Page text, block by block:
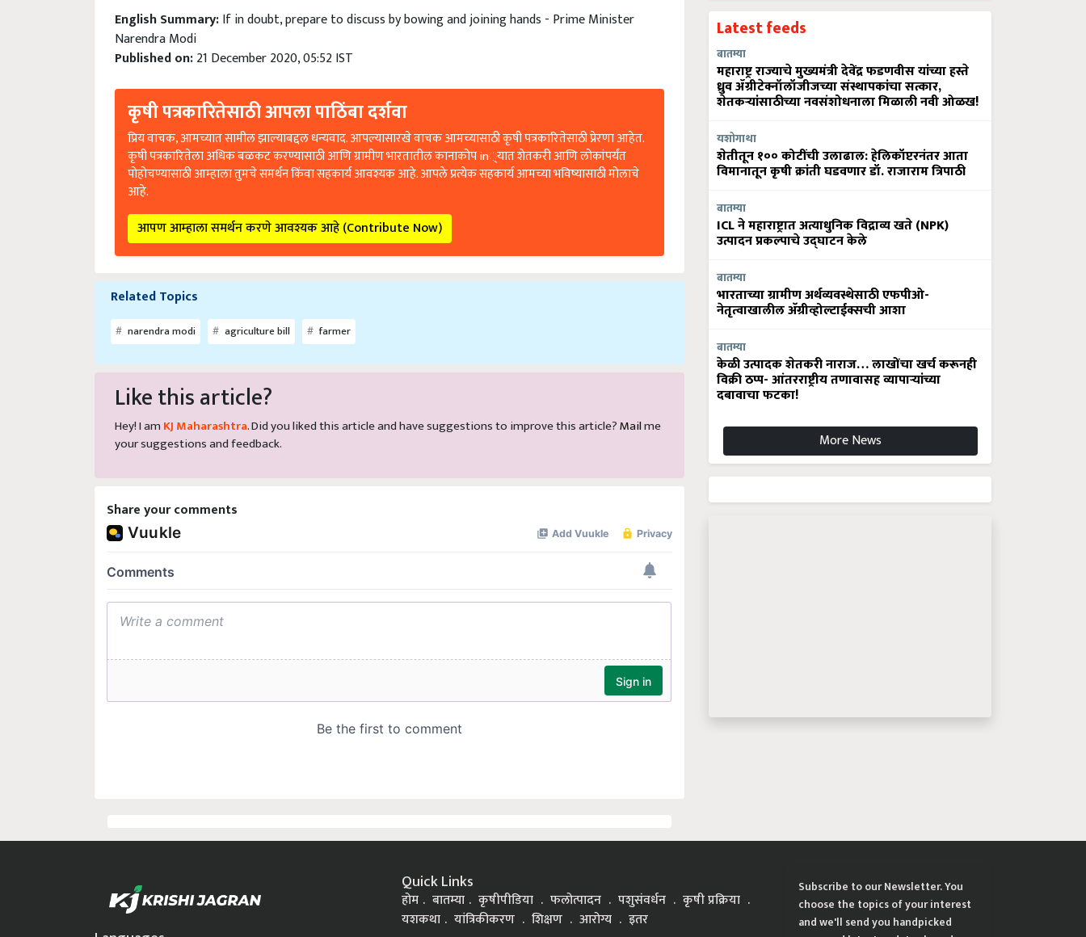
English Summary: If in doubt, prepare to discuss by bowing and joining hands - Prime Minister
Narendra Modi
Published on: 21 December 2020, 05:52 IST
कृषी पत्रकारितेसाठी आपला पाठिंबा दर्शवा
प्रिय वाचक, आमच्यात सामील झाल्याबद्दल धन्यवाद. आपल्यासारखे वाचक आमच्यासाठी कृषी पत्रकारितेसाठी प्रेरणा आहेत.
कृषी पत्रकारितेला अधिक बळकट करण्यासाठी आणि ग्रामीण भारतातील कानाकोप in्यात शेतकरी आणि लोकांपर्यंत
पोहोचण्यासाठी आम्हाला तुमचे समर्थन किंवा सहकार्य आवश्यक आहे. आपले प्रत्येक सहकार्य आमच्या भविष्यासाठी मोलाचे
आहे.
आपण आम्हाला समर्थन करणे आवश्यक आहे (Contribute Now)
Related Topics
narendra modi agriculture bill farmer
Like this article?
Hey! I am KJ Maharashtra . Did you liked this article and have suggestions to improve this article? Mail
your suggestions and feedback.
Share your comments
Latest feeds
बातम्या
महाराष्ट्र राज्याचे मुख्यमंत्री देवेंद्र फडणवीस यांच्या हस्ते
ध्रुव ॲग्रीटेक्नॉलॉजीजच्या संस्थापकांचा सत्कार,
शेतकऱ्यांसाठीच्या नवसंशोधनाला मिळाली नवी ओळख!
यशोगाथा
शेतीतून १०० कोटींची उलाढाल: हेलिकॉप्टरनंतर आता
विमानातून कृषी क्रांती घडवणार डॉ. राजाराम त्रिपाठी
बातम्या
ICL ने महाराष्ट्रात अत्याधुनिक विद्राव्य खते (NPK)
उत्पादन प्रकल्पाचे उद्घाटन केले
बातम्या
भारताच्या ग्रामीण अर्थव्यवस्थेसाठी एफपीओ-
नेतृत्वाखालील अ‍ॅग्रीव्होल्टाईक्सची आशा
बातम्या
केळी उत्पादक शेतकरी नाराज… लाखोंचा खर्च करूनही
विक्री ठप्प- आंतरराष्ट्रीय तणावासह व्यापाऱ्यांच्या
दबावाचा फटका!
More News
Languages
Quick Links
होम बातम्या कृषीपीडिया फलोत्पादन पशुसंवर्धन
कृषी प्रक्रिया
यशकथा
यांत्रिकीकरण शिक्षण आरोग्य इतर
Subscribe to our Newsletter. You
choose the topics of your interest
and we'll send you handpicked
news and latest updates based on